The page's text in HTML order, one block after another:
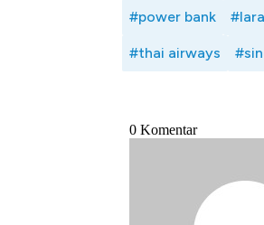
#power bank
#thai airways